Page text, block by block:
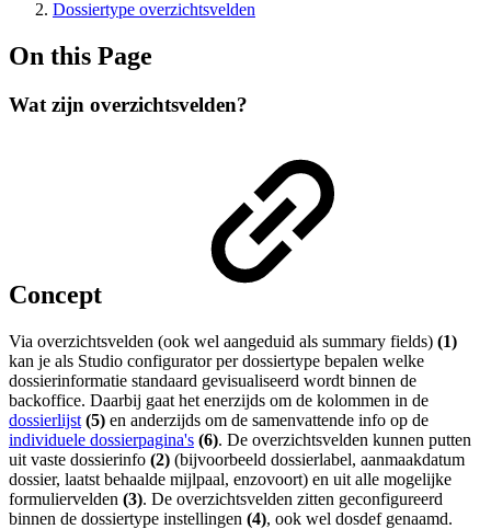
Dossiertype overzichtsvelden
On this Page
Wat zijn overzichtsvelden?
Concept
Via overzichtsvelden (ook wel aangeduid als summary fields) (1)
kan je als Studio configurator per dossiertype bepalen welke
dossierinformatie standaard gevisualiseerd wordt binnen de
backoffice. Daarbij gaat het enerzijds om de kolommen in de
dossierlijst (5) en anderzijds om de samenvattende info op de
individuele dossierpagina's (6). De overzichtsvelden kunnen putten
uit vaste dossierinfo (2) (bijvoorbeeld dossierlabel, aanmaakdatum
dossier, laatst behaalde mijlpaal, enzovoort) en uit alle mogelijke
formuliervelden (3). De overzichtsvelden zitten geconfigureerd
binnen de dossiertype instellingen (4), ook wel dosdef genaamd.